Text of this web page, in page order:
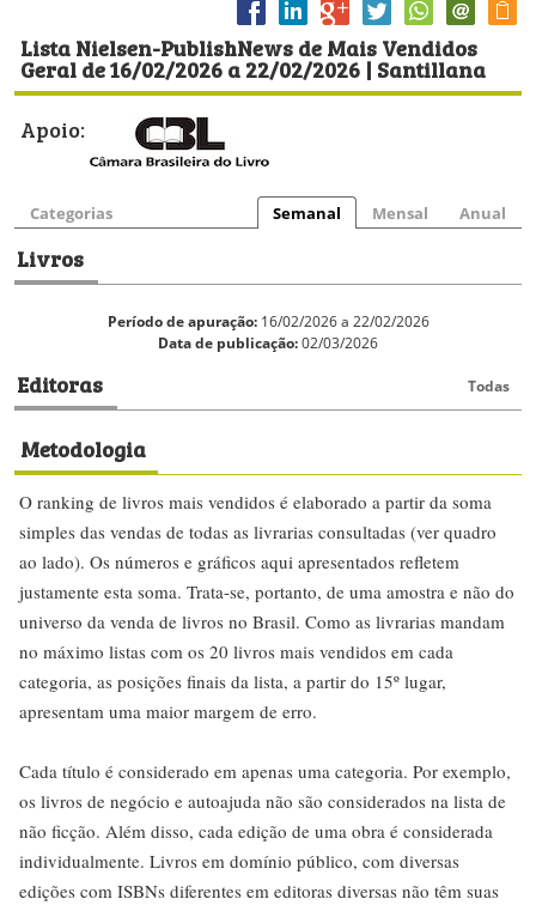
Lista Nielsen-PublishNews de Mais Vendidos
Geral de 16/02/2026 a 22/02/2026 | Santillana
Apoio:
Categorias Semanal Mensal Anual
Livros
Período de apuração:16/02/2026 a 22/02/2026
Data de publicação:02/03/2026
Editoras Todas
Metodologia
O ranking de livros mais vendidos é elaborado a partir da soma
simples das vendas de todas as livrarias consultadas (ver quadro
ao lado). Os números e gráficos aqui apresentados refletem
justamente esta soma. Trata-se, portanto, de uma amostra e não do
universo da venda de livros no Brasil. Como as livrarias mandam
no máximo listas com os 20 livros mais vendidos em cada
categoria, as posições finais da lista, a partir do 15º lugar,
apresentam uma maior margem de erro.
Cada título é considerado em apenas uma categoria. Por exemplo,
os livros de negócio e autoajuda não são considerados na lista de
não ficção. Além disso, cada edição de uma obra é considerada
individualmente. Livros em domínio público, com diversas
edições com ISBNs diferentes em editoras diversas não têm suas